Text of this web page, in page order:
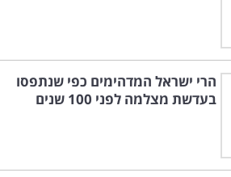
הרי ישראל המדהימים כפי שנתפסו
בעדשת מצלמה לפני 100 שנים